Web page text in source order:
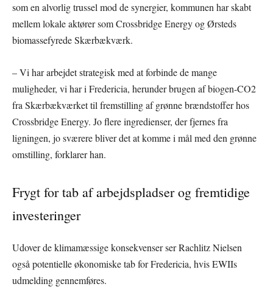
som en alvorlig trussel mod de synergier, kommunen har skabt
mellem lokale aktører som Crossbridge Energy og Ørsteds
biomassefyrede Skærbækværk.
– Vi har arbejdet strategisk med at forbinde de mange
muligheder, vi har i Fredericia, herunder brugen af biogen-CO2
fra Skærbækværket til fremstilling af grønne brændstoffer hos
Crossbridge Energy. Jo flere ingredienser, der fjernes fra
ligningen, jo sværere bliver det at komme i mål med den grønne
omstilling, forklarer han.
Frygt for tab af arbejdspladser og fremtidige
investeringer
Udover de klimamæssige konsekvenser ser Rachlitz Nielsen
også potentielle økonomiske tab for Fredericia, hvis EWIIs
udmelding gennemføres.